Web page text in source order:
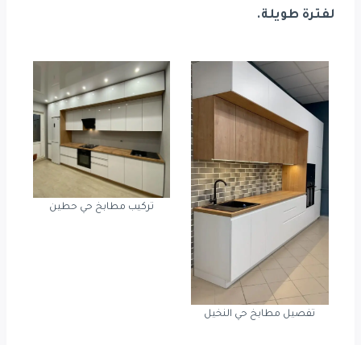
لفترة طويلة.
تفصيل مطابخ حي النخيل
تركيب مطابخ حي حطين